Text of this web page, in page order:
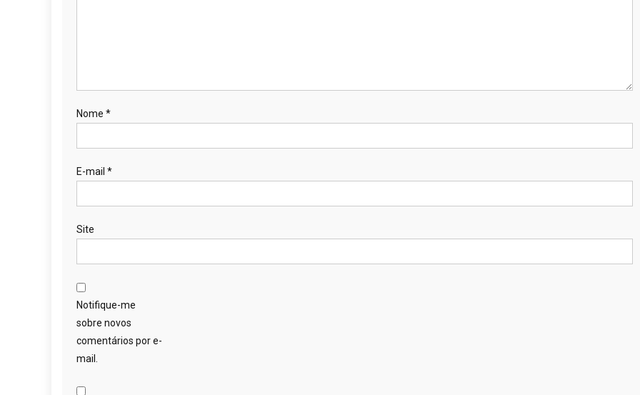
Nome *
E-mail *
Site
Notifique-me
sobre novos
comentários por e-
mail.